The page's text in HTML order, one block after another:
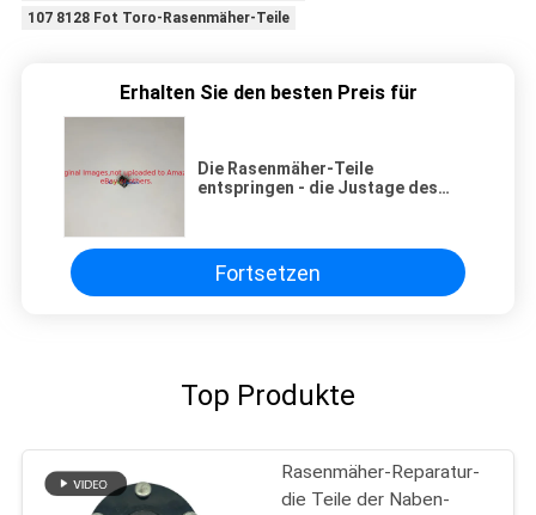
107 8128 Fot Toro-Rasenmäher-Teile
Erhalten Sie den besten Preis für
Die Rasenmäher-Teile
entspringen - die Justage des
Fortsetzen
Top Produkte
Rasenmäher-Reparatur-
die Teile der Naben-